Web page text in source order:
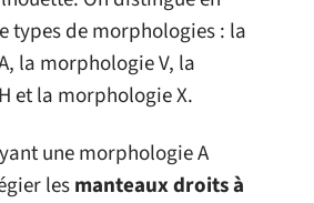
types de morphologies : la
la morphologie V, la
et la morphologie X.
une morphologie A
lesmanteaux droits à